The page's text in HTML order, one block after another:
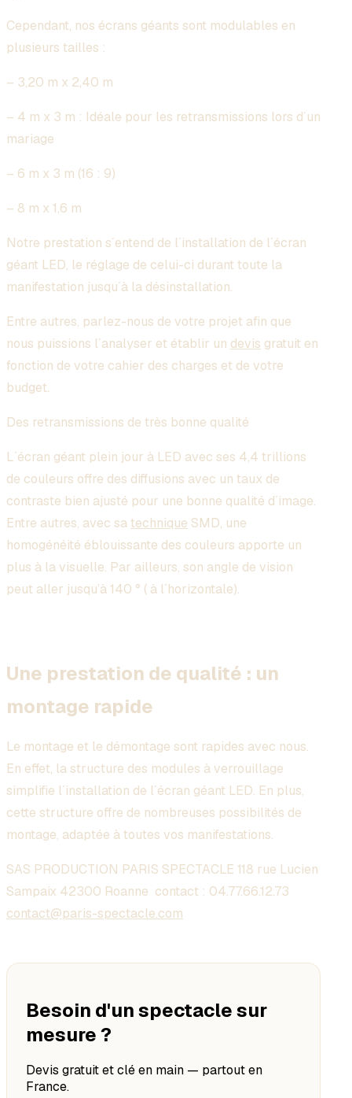
Cependant, nos écrans géants sont modulables en
plusieurs tailles :
– 3,20 m x 2,40 m
– 4 m x 3 m : Idéale pour les retransmissions lors d´un
mariage
– 6 m x 3 m (16 : 9)
– 8 m x 1,6 m
Notre prestation s´entend de l´installation de l´écran
géant LED, le réglage de celui-ci durant toute la
manifestation jusqu´à la désinstallation.
Entre autres, parlez-nous de votre projet afin que
nous puissions l´analyser et établir un devis gratuit en
fonction de votre cahier des charges et de votre
budget.
Des retransmissions de très bonne qualité
L´écran géant plein jour à LED avec ses 4,4 trillions
de couleurs offre des diffusions avec un taux de
contraste bien ajusté pour une bonne qualité d´image.
Entre autres, avec satechnique SMD, une
homogénéité éblouissante des couleurs apporte un
plus à la visuelle. Par ailleurs, son angle de vision
peut aller jusqu’à 140 ° ( à l´horizontale).
Une prestation de qualité : un
montage rapide
Le montage et le démontage sont rapides avec nous.
En effet, la structure des modules à verrouillage
simplifie l´installation de l´écran géant LED. En plus,
cette structure offre de nombreuses possibilités de
montage, adaptée à toutes vos manifestations.
SAS PRODUCTION PARIS SPECTACLE 118 rue Lucien
Sampaix 42300 Roanne contact : 04.77.66.12.73
contact@paris-spectacle.com
Besoin d'un spectacle sur
mesure ?
Devis gratuit et clé en main — partout en
France.